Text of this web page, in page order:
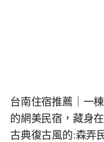
台南住宿推薦｜一
的網美民宿，藏身
古典復古風的:森弄